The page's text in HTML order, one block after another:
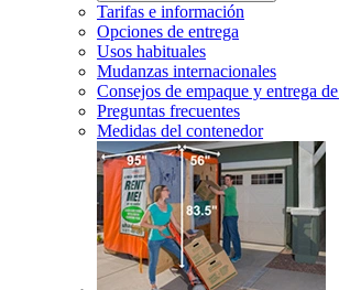
Tarifas e información
Opciones de entrega
Usos habituales
Mudanzas internacionales
Consejos de empaque y entrega de
Preguntas frecuentes
Medidas del contenedor